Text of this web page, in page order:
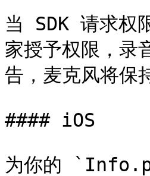
当 SDK 请求权
家授予权限，录
告，麦克风将保
#### iOS
为你的